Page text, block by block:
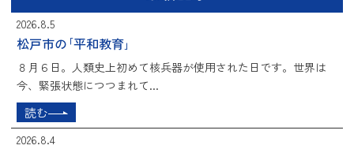
2026.8.5
松戸市の｢平和教育｣
８月６日。人類史上初めて核兵器が使用された日です。世界は
今、緊張状態につつまれて...
読む
2026.8.4